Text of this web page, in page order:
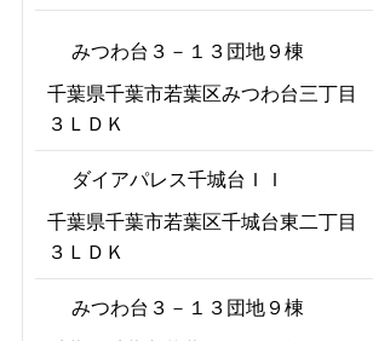
みつわ台３－１３団地９棟
千葉県千葉市若葉区みつわ台三丁目
３ＬＤＫ
ダイアパレス千城台ＩＩ
千葉県千葉市若葉区千城台東二丁目
３ＬＤＫ
みつわ台３－１３団地９棟